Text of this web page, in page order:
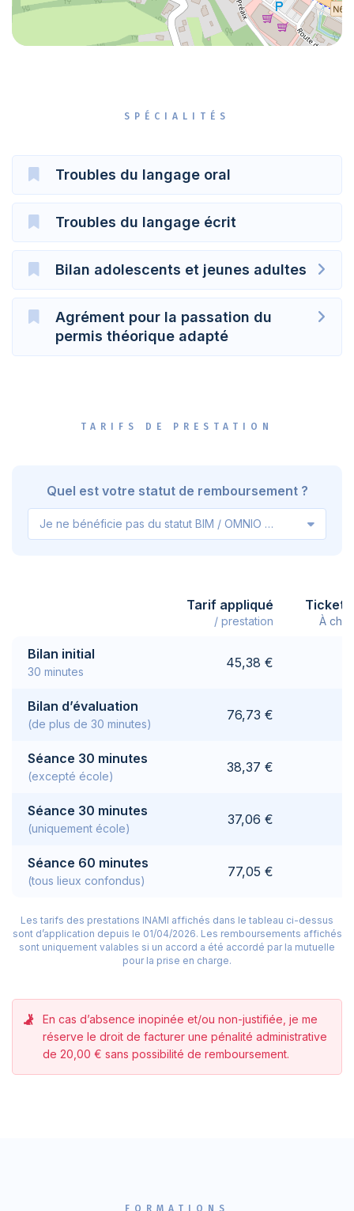
SPÉCIALITÉS
Troubles du langage oral
Troubles du langage écrit
Bilan adolescents et jeunes adultes
Agrément pour la passation du
permis théorique adapté
TARIFS DE PRESTATION
Quel est votre statut de remboursement ?
Je ne bénéficie pas du statut BIM / OMNIO / VIPO
Tarif appliqué
/ prestation
Ticket
À
Bilan initial
30 minutes
45,38 €
Bilan d’évaluation
(de plus de 30 minutes)
76,73 €
Séance 30 minutes
(excepté école)
38,37 €
Séance 30 minutes
(uniquement école)
37,06 €
Séance 60 minutes
(tous lieux confondus)
77,05 €
Les tarifs des prestations INAMI affichés dans le tableau ci-dessus
sont d’application depuis le 01/04/2026. Les remboursements affichés
sont uniquement valables si un accord a été accordé par la mutuelle
pour la prise en charge.
En cas d’absence inopinée et/ou non-justifiée, je me
réserve le droit de facturer une pénalité administrative
de 20,00 € sans possibilité de remboursement.
FORMATIONS